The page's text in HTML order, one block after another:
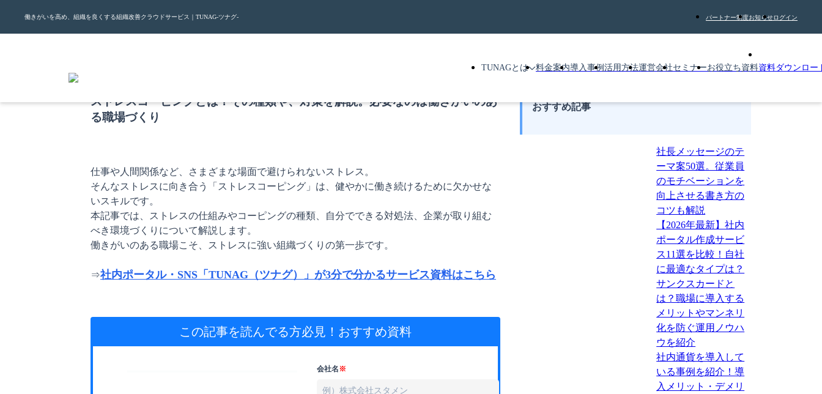
働きがいを高め、組織を良くする組織改善クラウドサービス｜TUNAG-ツナグ- パートナー制度お知らせログイン
TUNAGとは 料金案内導入事例 活用方法運営会社セミナーお役立ち資料資料ダウンロー
ストレスコーピングとは？その種類や、対策を解説。必要なのは働きがいのあ
る職場づくり
仕事や人間関係など、さまざまな場面で避けられないストレス。
そんなストレスに向き合う「ストレスコーピング」は、健やかに働き続けるために欠かせな
いスキルです。
本記事では、ストレスの仕組みやコーピングの種類、自分でできる対処法、企業が取り組む
べき環境づくりについて解説します。
働きがいのある職場こそ、ストレスに強い組織づくりの第一歩です。
⇒社内ポータル・SNS「TUNAG（ツナグ）」が3分で分かるサービス資料はこちら
この記事を読んでる方必見！ おすすめ資料
会社名※
おすすめ記事
社長メッセージのテ
ーマ案50選。従業員
のモチベーションを
向上させる書き方の
コツも解説
【2026年最新】社内
ポータル作成サービ
ス11選を比較！自社
に最適なタイプは？
サンクスカードと
は？職場に導入する
メリットやマンネリ
化を防ぐ運用ノウハ
ウを紹介
社内通貨を導入して
いる事例を紹介！導
入メリット・デメリ